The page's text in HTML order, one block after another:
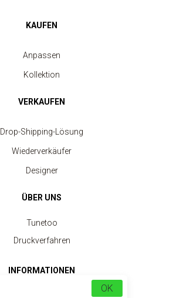
KAUFEN
Anpassen
Kollektion
VERKAUFEN
Drop-Shipping-Lösung
Wiederverkäufer
Designer
ÜBER UNS
Tunetoo
Druckverfahren
INFORMATIONEN
OK